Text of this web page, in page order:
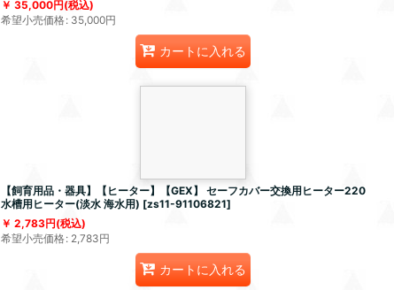
35,000円(税込)
希望小売価格: 35,000円
カートに入れる
【飼育用品・器具】【ヒーター】【GEX】 セーフカバー交換用ヒーター220
水槽用ヒーター(淡水 海水用) [zs11-91106821]
2,783円(税込)
希望小売価格: 2,783円
カートに入れる